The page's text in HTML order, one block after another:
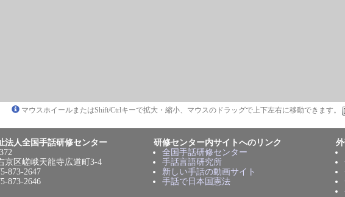
マウスホイールまたはShift/Ctrlキーで拡大・縮小、マウスのドラッグで上下左右に移動できます。
法人全国手話研修センター
京区嵯峨天龍寺広道町3-4
873-2647
873-2646
研修センター内サイトへのリンク
全国手話研修センター
手話言語研究所
新しい手話の動画サイト
手話で日本国憲法